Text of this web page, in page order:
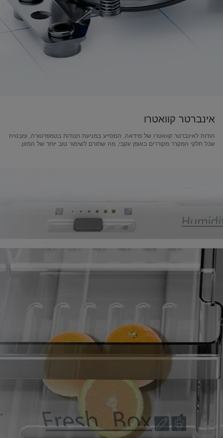
אינברטר קוואטרו
הודות לאינברטר קוואטרו של מידאה, המסייע במניעת תנודות בטמפרטורה, ומבטיח
שכל חלקי המקרר מקוררים באופן עקבי, מה שתורם לשימור טוב יותר של המזון.